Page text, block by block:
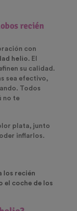
recién
con
helio. El
su calidad.
sea efectivo,
Todos
no te
plata, junto
inflarlos.
los recién
el coche de los